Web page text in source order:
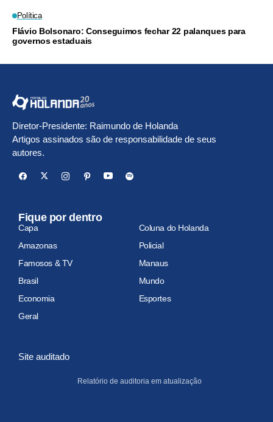
Política
Flávio Bolsonaro: Conseguimos fechar 22 palanques para
governos estaduais
Diretor-Presidente: Raimundo de Holanda
Artigos assinados são de responsabilidade de seus
autores.
Fique por dentro
Capa
Coluna do Holanda
Amazonas
Policial
Famosos & TV
Manaus
Brasil
Mundo
Economia
Esportes
Geral
Site auditado
Relatório de auditoria em atualização